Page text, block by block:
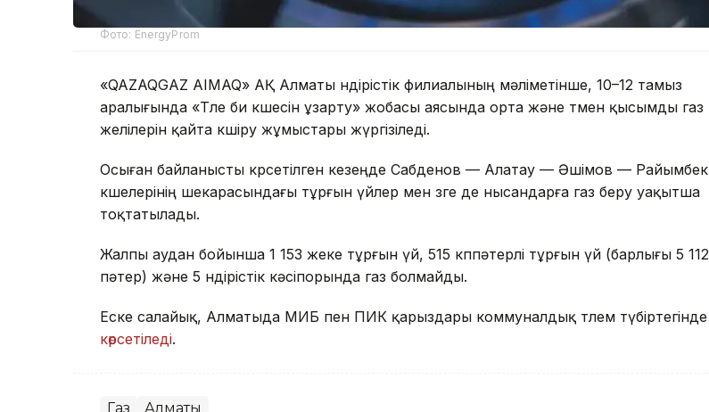
Фото: EnergyProm
«QAZAQGAZ AIMAQ» АҚ Алматы өндірістік филиалының мәліметінше, 10–12 тамыз
аралығында «Төле би көшесін ұзарту» жобасы аясында орта және төмен қысымды газ
желілерін қайта көшіру жұмыстары жүргізіледі.
Осыған байланысты көрсетілген кезеңде Сабденов — Алатау — Әшімов — Райымбек
көшелерінің шекарасындағы тұрғын үйлер мен өзге де нысандарға газ беру уақытша
тоқтатылады.
Жалпы аудан бойынша 1 153 жеке тұрғын үй, 515 көппәтерлі тұрғын үй (барлығы 5 112
пәтер) және 5 өндірістік кәсіпорында газ болмайды.
Еске салайық, Алматыда МИБ пен ПИК қарыздары коммуналдық төлем түбіртегінде
көрсетіледі.
Газ Алматы